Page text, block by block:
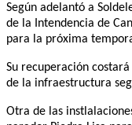
Según adelantó a
de la Intendencia de
para la próxima
Su recuperación
de la infraestructura
Otra de las